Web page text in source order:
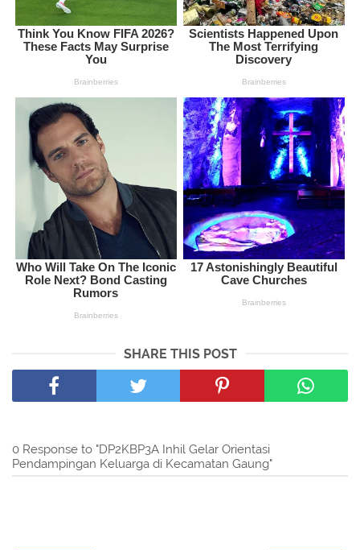
SHARE THIS POST
0 Response to "DP2KBP3A Inhil Gelar Orientasi
Pendampingan Keluarga di Kecamatan Gaung"